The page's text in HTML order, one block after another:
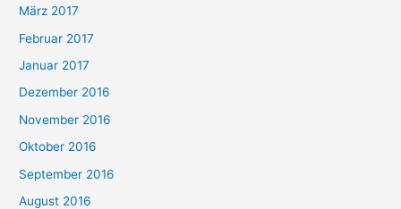
März 2017
Februar 2017
Januar 2017
Dezember 2016
November 2016
Oktober 2016
September 2016
August 2016